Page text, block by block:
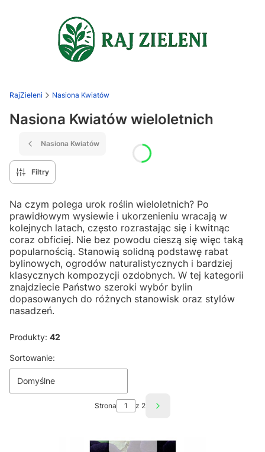
RajZieleni Nasiona Kwiatów
Nasiona Kwiatów wieloletnich
Nasiona Kwiatów
Filtry
Na czym polega urok roślin wieloletnich? Po
prawidłowym wysiewie i ukorzenieniu wracają w
kolejnych latach, często rozrastając się i kwitnąc
coraz obficiej. Nie bez powodu cieszą się więc taką
popularnością. Stanowią solidną podstawę rabat
bylinowych, ogrodów naturalistycznych i bardziej
klasycznych kompozycji ozdobnych. W tej kategorii
znajdziecie Państwo szeroki wybór bylin
dopasowanych do różnych stanowisk oraz stylów
nasadzeń.
Produkty: 42
Lista produktów
Sortowanie:
Domyślne
Strona z 2 Następne produkty